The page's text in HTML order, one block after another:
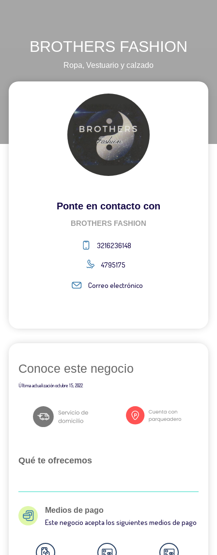
BROTHERS FASHION
Ropa, Vestuario y calzado
Ponte en contacto con
BROTHERS FASHION
3216236148
4795175
Correo electrónico
Conoce este negocio
Última actualizaciónoctubre 15, 2022
Qué te ofrecemos
Medios de pago
Este negocio acepta los siguientes medios de pago